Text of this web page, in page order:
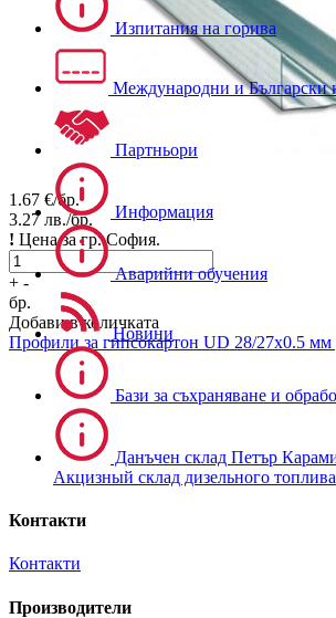
1.67 €/бр.
3.27 лв./бр.
! Цена за гр. София.
+ -
бр.
Добави в количката
Профили за гипсокартон UD 28/27х0.5 мм
Изпитания на горива
Международни и Български
Партньори
Информация
Аварийни обучения
Новини
Бази за съхраняване и
Данъчен склад Петър
Акцизный склад дизельного топлива
Контакти
Контакти
Производители